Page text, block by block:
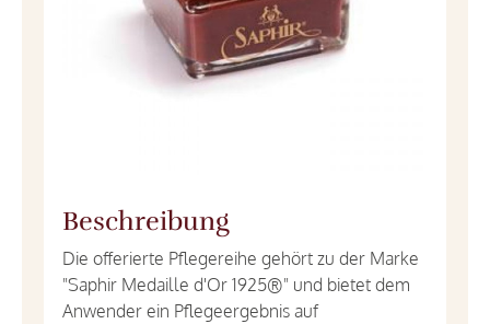
Beschreibung
Die offerierte Pflegereihe gehört zu der Marke
"Saphir Medaille d'Or 1925®" und bietet dem
Anwender ein Pflegeergebnis auf